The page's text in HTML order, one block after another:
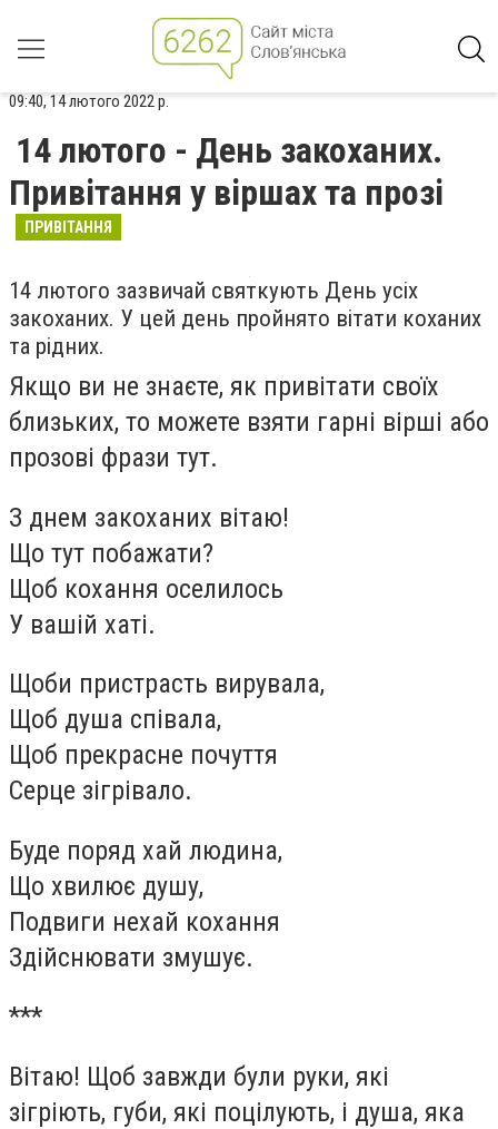
09:40, 14 лютого 2022 р.
14 лютого - День закоханих.
Привітання у віршах та прозі
ПРИВІТАННЯ
14 лютого зазвичай святкують День усіх
закоханих. У цей день пройнято вітати коханих
та рідних.
Якщо ви не знаєте, як привітати своїх
близьких, то можете взяти гарні вірші або
прозові фрази тут.
З днем закоханих вітаю!
Що тут побажати?
Щоб кохання оселилось
У вашій хаті.
Щоби пристрасть вирувала,
Щоб душа співала,
Щоб прекрасне почуття
Серце зігрівало.
Буде поряд хай людина,
Що хвилює душу,
Подвиги нехай кохання
Здійснювати змушує.
***
Вітаю! Щоб завжди були руки, які
зігріють, губи, які поцілують, і душа, яка